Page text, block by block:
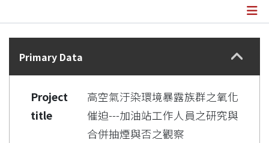
Details
Primary Data
Project
title
高空氣汙染環境暴露族群之氧化
催迫---加油站工作人員之研究與
合併抽煙與否之觀察